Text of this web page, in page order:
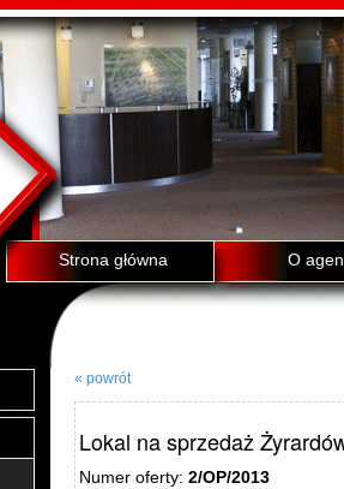
Strona główna O
« powrót
Lokal na sprzedaż
Numer oferty: 2/OP/2013